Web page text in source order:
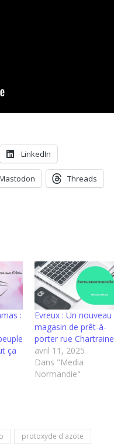
LinkedIn
Threads
:
ça
Evreux : Un nouveau
magasin de prêt-à-
porter rue Chartraine
avril 11, 2025
Dans "Media
Normandie"
protoxyde d'azote